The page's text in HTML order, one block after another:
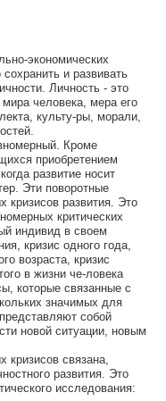
экономических
и развивать
Личность - это
мира человека, мера его
культу-ры, морали,
Кроме
приобретением
развитие носит
Эти поворотные
кризисов развития. Это
критических
индивид в своем
кризис одного года,
возраста, кризис
в жизни че-ловека
которые связанные с
значимых для
собой
новой ситуации, новым
кризисов связана,
развития. Это
исследования: